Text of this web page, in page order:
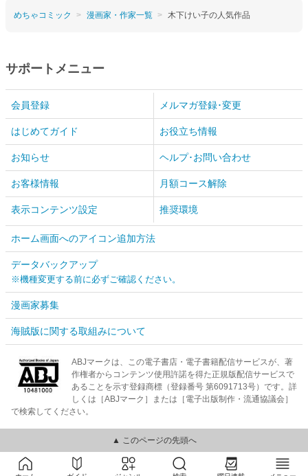
めちゃコミック 漫画家・作家一覧 木下けい子の人気作品
サポートメニュー
会員登録 メルマガ登録･変更
はじめてガイド お役立ち情報
お知らせ ヘルプ･お問い合わせ
お客様情報 月額コース解除
表示コンテンツ設定 推奨環境
ホーム画面へのアイコン追加方法
データバックアップ
※機種変更する前に必ずご確認ください。
漫画家募集
海賊版に関する取組みについて
ABJマークは、この電子書店・電子書籍配信サービスが、著
作権者からコンテンツ使用許諾を得た正規版配信サービスで
あることを示す登録商標（登録番号 第6091713号）です。詳
しくは［ABJマーク］または［電子出版制作・流通協議会］
で検索してください。
▲ このページの先頭へ